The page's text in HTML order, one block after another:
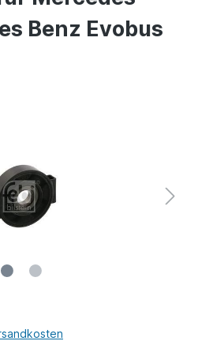
Benz Evobus